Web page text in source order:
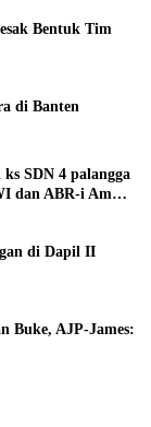
Bentuk Tim
di Banten
SDN 4 palangga
dan ABR-i Ambil
di Dapil II
Buke, AJP-James: